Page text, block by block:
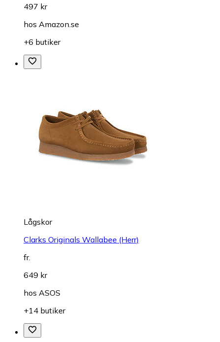
497 kr
hos Amazon.se
+6 butiker
Lågskor
Clarks Originals Wallabee (Herr)
fr.
649 kr
hos ASOS
+14 butiker